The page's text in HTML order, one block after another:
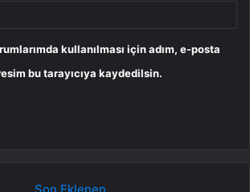
kullanılması için adım, e-posta
bu tarayıcıya kaydedilsin.